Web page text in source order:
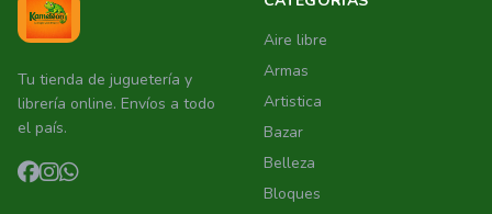
Tu tienda de juguetería y
librería online. Envíos a todo
el país.
Aire libre
Armas
Artistica
Bazar
Belleza
Bloques